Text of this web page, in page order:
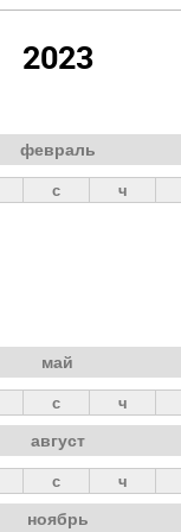
2023
февраль
с ч
май
с ч
август
с ч
ноябрь